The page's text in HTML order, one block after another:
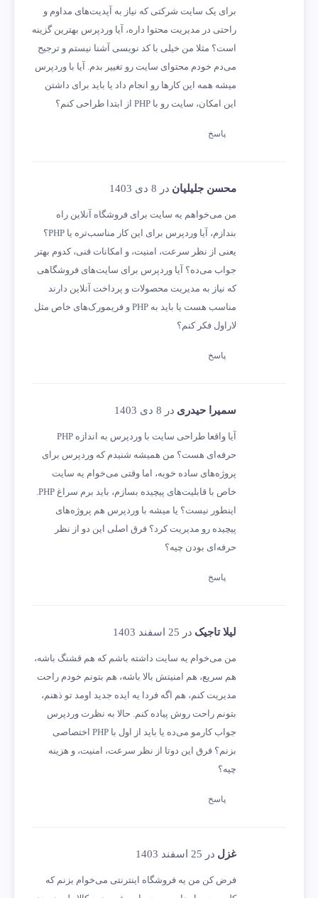
برای یک سایت شرکتی که نیاز به آپدیت‌های مداوم و
راحتی در مدیریت محتوا داره، آیا وردپرس بهترین گزینه
است؟ مثلا من خیلی با کد نویسی آشنا نیستم و ترجیح
می‌دم خودم محتوای سایت رو تغییر بدم. آیا با وردپرس
میشه همه این کارها رو انجام داد یا باید برای داشتن
این امکان، سایت رو با PHP از ابتدا طراحی کنم؟
پاسخ
محسن جلیلیان در 8 دی 1403
من می‌خواهم یه سایت برای فروشگاه آنلاین راه
بندازم، آیا وردپرس برای این کار مناسب‌تره یا PHP؟
یعنی از نظر سرعت، امنیت، و امکانات فنی، کدوم بهتر
جواب می‌ده؟ آیا وردپرس برای سایت‌های فروشگاهی
که نیاز به مدیریت محصولات و پرداخت آنلاین دارند
مناسب هست یا باید به PHP و فریمورک‌های خاص مثل
لاراول فکر کنم؟
پاسخ
سمیرا حیدری در 8 دی 1403
آیا واقعا طراحی سایت با وردپرس به اندازه PHP
حرفه‌ای هست؟ من همیشه شنیدم که وردپرس برای
پروژه‌های ساده خوبه، اما وقتی می‌خوام یه سایت
اینطور نیست؟ یا میشه با وردپرس هم پروژه‌های
پیچیده رو مدیریت کرد؟ فرق اصلی این دو از نظر
حرفه‌ای بودن چیه؟
پاسخ
لیلا تاجیک در 25 اسفند 1403
من می‌خوام یه سایت داشته باشم که هم قشنگ باشه،
هم سریع، هم امنیتش بالا باشه، هم بتونم خودم راحت
مدیریت کنم، هم اگه فردا یه ایده جدید اومد تو ذهنم،
بتونم راحت روش پیاده کنم. حالا به نظرت وردپرس
جواب کارمو می‌ده یا باید از اول با PHP اختصاصی
بزنم؟ فرق این دوتا از نظر سرعت، امنیت، و هزینه
چیه؟
پاسخ
غزل در 25 اسفند 1403
فرض کن من یه فروشگاه اینترنتی می‌خوام بزنم که